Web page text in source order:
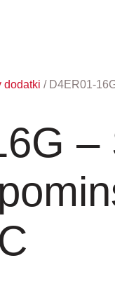
dodatki / D4ER01-
–